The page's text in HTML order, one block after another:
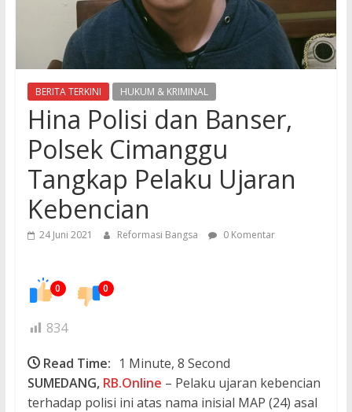
BERITA TERKINI HUKUM & KRIMINAL
Hina Polisi dan Banser,
Polsek Cimanggu
Tangkap Pelaku Ujaran
Kebencian
24 Juni 2021 Reformasi Bangsa 0 Komentar
0 0
834
Read Time: 1 Minute, 8 Second
SUMEDANG, RB.Online – Pelaku ujaran kebencian
terhadap polisi ini atas nama inisial MAP (24) asal